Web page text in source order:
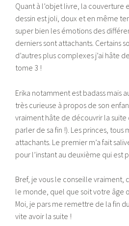
Quant à l’objet livre, la couverture
dessin est joli, doux et en même
super bien les émotions des
derniers sont attachants. Certains
d’autres plus complexes j’ai hâte
tome 3 !
Erika notamment est badass mais
très curieuse à propos de son
vraiment hâte de découvrir la suite
parler de sa fin !). Les princes, tous
attachants. Le premier m’a fait
pour l’instant au deuxième qui est
Bref, je vous le conseille vraiment,
le monde, quel que soit votre âge
Moi, je pars me remettre de la fin
vite avoir la suite !